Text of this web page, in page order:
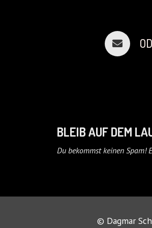
BLEIB AUF DEM
Du bekommst keinen Spam!
© Dagmar